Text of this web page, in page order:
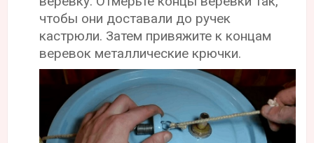
чтобы они доставали до ручек
кастрюли. Затем привяжите к концам
веревок металлические крючки.